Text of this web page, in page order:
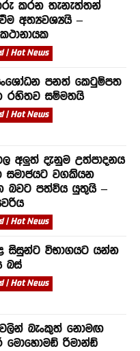
කරන තැනැත්තන්
අත්‍යවශ්‍යයි –
Hot News
පනත් කෙටුම්පත
රහිතව සම්මතයි
Hot News
අලුත් දැනුම උත්පාදනය
වගකියන
බවට පත්විය යුතුයි –
Hot News
සිසුන්ට විභාගයට යන්න
බස්
Hot News
බැංකුත් නොමඟ
මොහොමඩ් රිමාන්ඩ්